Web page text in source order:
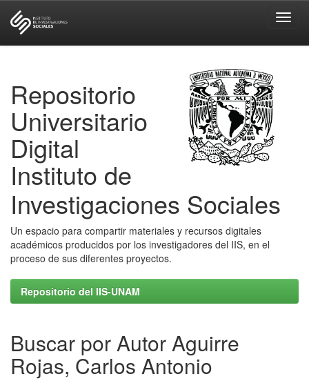
Repositorio
Universitario
Digital
Instituto de
Investigaciones Sociales
Un espacio para compartir materiales y recursos digitales
académicos producidos por los investigadores del IIS, en el
proceso de sus diferentes proyectos.
Repositorio del IIS-UNAM
Buscar por Autor Aguirre
Rojas, Carlos Antonio